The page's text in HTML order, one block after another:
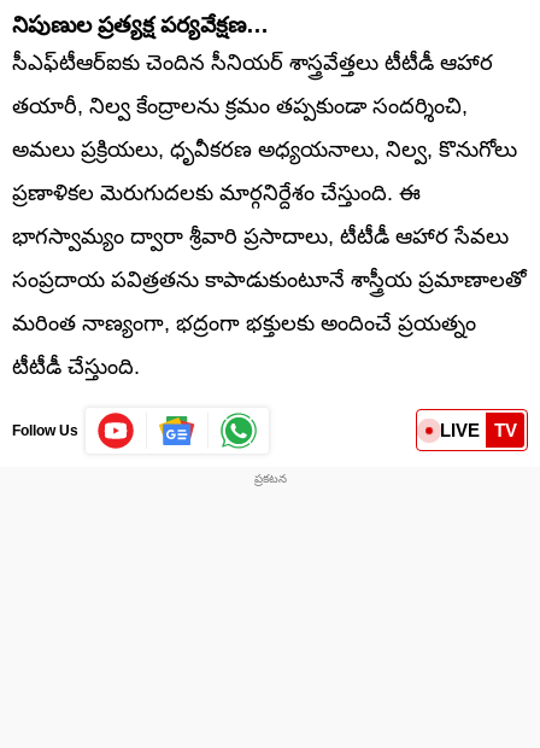
నిపుణుల ప్రత్యక్ష పర్యవేక్షణ…
సీఎఫ్‌టీఆర్‌ఐకు చెందిన సీనియర్ శాస్త్రవేత్తలు టీటీడీ ఆహార
తయారీ, నిల్వ కేంద్రాలను క్రమం తప్పకుండా సందర్శించి,
అమలు ప్రక్రియలు, ధృవీకరణ అధ్యయనాలు, నిల్వ, కొనుగోలు
ప్రణాళికల మెరుగుదలకు మార్గనిర్దేశం చేస్తుంది. ఈ
భాగస్వామ్యం ద్వారా శ్రీవారి ప్రసాదాలు, టీటీడీ ఆహార సేవలు
సంప్రదాయ పవిత్రతను కాపాడుకుంటూనే శాస్త్రీయ ప్రమాణాలతో
మరింత నాణ్యంగా, భద్రంగా భక్తులకు అందించే ప్రయత్నం
టీటీడీ చేస్తుంది.
Follow Us LIVE TV